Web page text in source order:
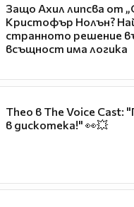
Защо Ахил липсва от
Кристофър Нолън?
странното решение
всъщност има логика
Theo в The Voice Cast:
в дискотека!" 👀💥